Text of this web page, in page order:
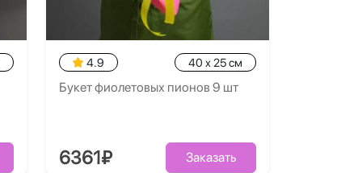
4.9 40 x 25 см
Букет фиолетовых пионов 9 шт
6361₽ Заказать